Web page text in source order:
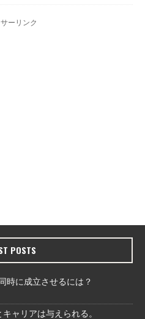
ーリンク
POSTS
時に成立させるには？
ャリアは与えられる。